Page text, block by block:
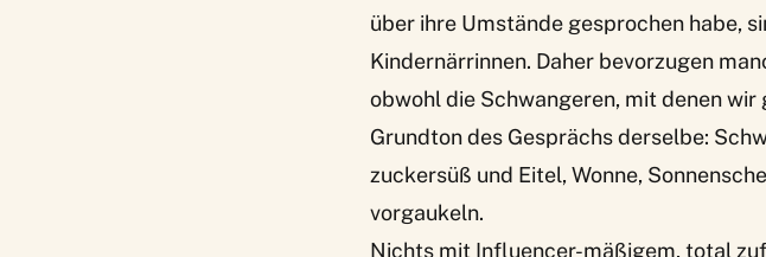
über ihre Umstände gesprochen habe,
Kindernärrinnen. Daher bevorzugen
obwohl die Schwangeren, mit denen
Grundton des Gesprächs derselbe:
zuckersüß und Eitel, Wonne,
vorgaukeln.
Nichts mit Influencer-mäßigem, total